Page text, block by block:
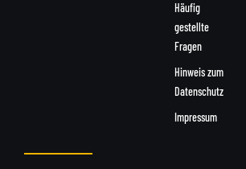
Häufig
gestellte
Fragen
Hinweis zum
Datenschutz
Impressum